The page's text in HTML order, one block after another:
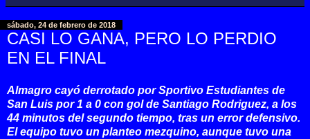
sábado, 24 de febrero de 2018
CASI LO GANA, PERO LO PERDIO
EN EL FINAL
Almagro cayó derrotado por Sportivo Estudiantes de
San Luis por 1 a 0 con gol de Santiago Rodriguez, a los
44 minutos del segundo tiempo, tras un error defensivo.
El equipo tuvo un planteo mezquino, aunque tuvo una